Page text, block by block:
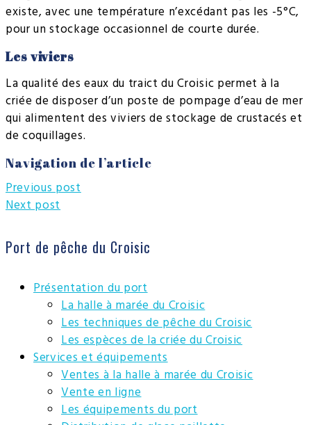
existe, avec une température n’excédant pas les -5°C,
pour un stockage occasionnel de courte durée.
Les viviers
La qualité des eaux du traict du Croisic permet à la
criée de disposer d’un poste de pompage d’eau de mer
qui alimentent des viviers de stockage de crustacés et
de coquillages.
Navigation de l’article
Previous post
Next post
Port de pêche du Croisic
Présentation du port
La halle à marée du Croisic
Les techniques de pêche du Croisic
Les espèces de la criée du Croisic
Services et équipements
Ventes à la halle à marée du Croisic
Vente en ligne
Les équipements du port